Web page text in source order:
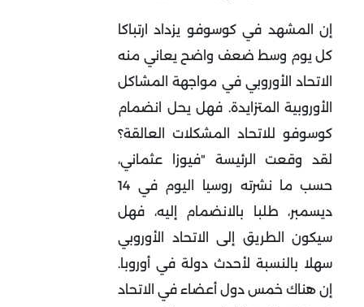
إن المشهد في كوسوفو يزداد ارتباكا
كل يوم وسط ضعف واضح يعاني منه
الاتحاد الأوروبي في مواجهة المشاكل
الأوروبية المتزايدة. فهل يحل انضمام
كوسوفو للاتحاد المشكلات العالقة؟
لقد وقعت الرئيسة "فيوزا عثماني،
حسب ما نشرته روسيا اليوم في 14
ديسمبر، طلبا بالانضمام إليه، فهل
سيكون الطريق إلى الاتحاد الأوروبي
سهلا بالنسبة لأحدث دولة في أوروبا.
إن هناك خمس دول أعضاء في الاتحاد